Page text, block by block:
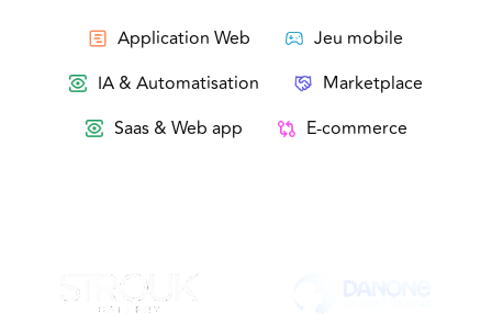
Application Web
Jeu mobile
IA & Automatisation
Marketplace
Saas & Web app
E-commerce